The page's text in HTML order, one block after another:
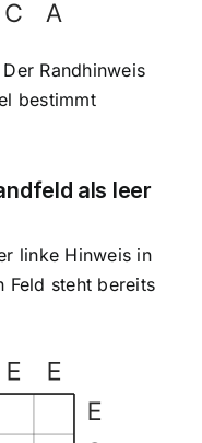
Randhinweis
bestimmt
als leer
linke Hinweis in
Feld steht bereits